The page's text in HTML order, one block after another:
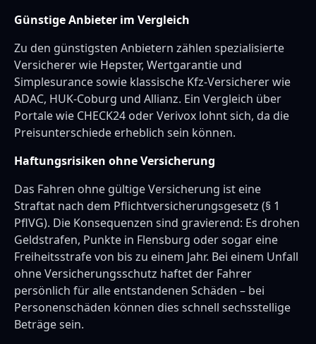
Günstige Anbieter im Vergleich
Zu den günstigsten Anbietern zählen spezialisierte
Versicherer wie Hepster, Wertgarantie und
Simplesurance sowie klassische Kfz-Versicherer wie
ADAC, HUK-Coburg und Allianz. Ein Vergleich über
Portale wie CHECK24 oder Verivox lohnt sich, da die
Preisunterschiede erheblich sein können.
Haftungsrisiken ohne Versicherung
Das Fahren ohne gültige Versicherung ist eine
Straftat nach dem Pflichtversicherungsgesetz (§ 1
PflVG). Die Konsequenzen sind gravierend: Es drohen
Geldstrafen, Punkte in Flensburg oder sogar eine
Freiheitsstrafe von bis zu einem Jahr. Bei einem Unfall
ohne Versicherungsschutz haftet der Fahrer
persönlich für alle entstandenen Schäden – bei
Personenschäden können dies schnell sechsstellige
Beträge sein.